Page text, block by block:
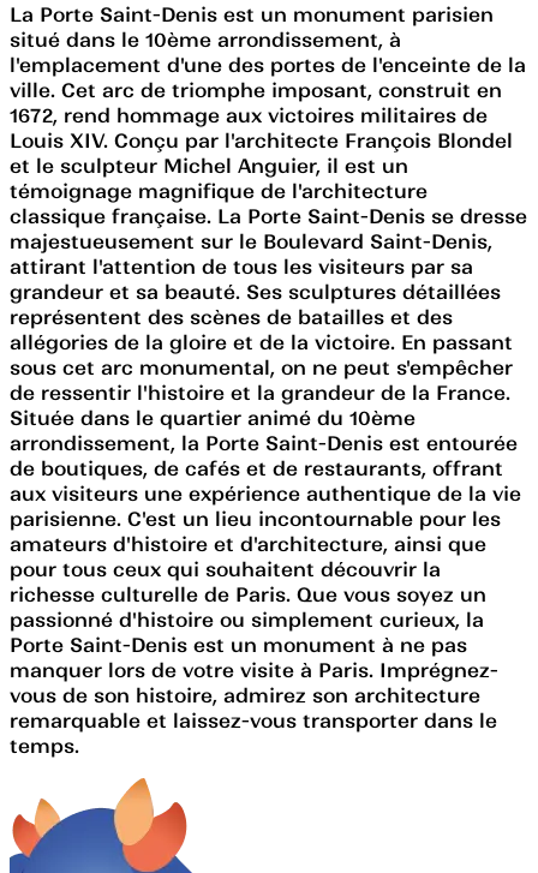
La Porte Saint-Denis est un monument parisien
situé dans le 10ème arrondissement, à
l'emplacement d'une des portes de l'enceinte de la
ville. Cet arc de triomphe imposant, construit en
1672, rend hommage aux victoires militaires de
Louis XIV. Conçu par l'architecte François Blondel
et le sculpteur Michel Anguier, il est un
témoignage magnifique de l'architecture
classique française. La Porte Saint-Denis se dresse
majestueusement sur le Boulevard Saint-Denis,
attirant l'attention de tous les visiteurs par sa
grandeur et sa beauté. Ses sculptures détaillées
représentent des scènes de batailles et des
allégories de la gloire et de la victoire. En passant
sous cet arc monumental, on ne peut s'empêcher
de ressentir l'histoire et la grandeur de la France.
Située dans le quartier animé du 10ème
arrondissement, la Porte Saint-Denis est entourée
de boutiques, de cafés et de restaurants, offrant
aux visiteurs une expérience authentique de la vie
parisienne. C'est un lieu incontournable pour les
amateurs d'histoire et d'architecture, ainsi que
pour tous ceux qui souhaitent découvrir la
richesse culturelle de Paris. Que vous soyez un
passionné d'histoire ou simplement curieux, la
Porte Saint-Denis est un monument à ne pas
manquer lors de votre visite à Paris. Imprégnez-
vous de son histoire, admirez son architecture
remarquable et laissez-vous transporter dans le
temps.